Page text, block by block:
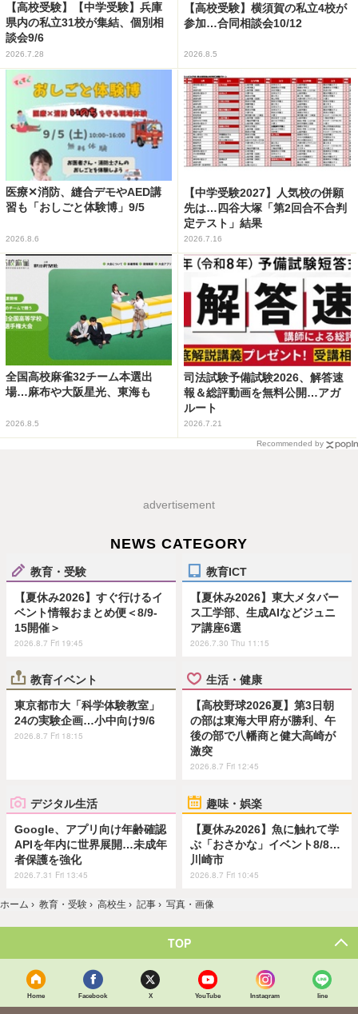
【高校受験】【中学受験】兵庫
県内の私立31校が集結、個別相
談会9/6
2026.7.28
【高校受験】横須賀の私立4校が
参加…合同相談会10/12
2026.8.5
医療✕消防、縫合デモやAED講
習も「おしごと体験博」9/5
2026.8.6
【中学受験2027】人気校の併願
先は…四谷大塚「第2回合不合判
定テスト」結果
2026.7.16
全国高校麻雀32チーム本選出
場…麻布や大阪星光、東海も
2026.8.5
司法試験予備試験2026、解答速
報＆総評動画を無料公開…アガ
ルート
2026.7.21
Recommended by
advertisement
NEWS CATEGORY
教育・受験
【夏休み2026】すぐ行けるイ
ベント情報おまとめ便＜8/9-
15開催＞
2026.8.7 Fri 19:45
教育ICT
【夏休み2026】東大メタバー
ス工学部、生成AIなどジュニ
ア講座6選
2026.7.30 Thu 11:15
教育イベント
東京都市大「科学体験教室」
24の実験企画…小中向け9/6
2026.8.7 Fri 18:15
生活・健康
【高校野球2026夏】第3日朝
の部は東海大甲府が勝利、午
後の部で八幡商と健大高崎が
激突
2026.8.7 Fri 12:45
デジタル生活
Google、アプリ向け年齢確認
APIを年内に世界展開…未成年
者保護を強化
2026.7.31 Fri 13:45
趣味・娯楽
【夏休み2026】魚に触れて学
ぶ「おさかな」イベント8/8…
川崎市
2026.8.7 Fri 10:45
ホーム › 教育・受験 › 高校生 › 記事 › 写真・画像
TOP
Home Facebook X YouTube Instagram line